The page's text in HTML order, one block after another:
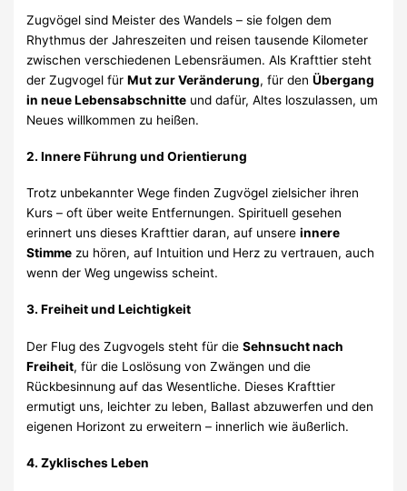
Zugvögel sind Meister des Wandels – sie folgen dem
Rhythmus der Jahreszeiten und reisen tausende Kilometer
zwischen verschiedenen Lebensräumen. Als Krafttier steht
der Zugvogel fürMut zur Veränderung, für denÜbergang
in neue Lebensabschnitte und dafür, Altes loszulassen, um
Neues willkommen zu heißen.
2. Innere Führung und Orientierung
Trotz unbekannter Wege finden Zugvögel zielsicher ihren
Kurs – oft über weite Entfernungen. Spirituell gesehen
erinnert uns dieses Krafttier daran, auf unsereinnere
Stimme zu hören, auf Intuition und Herz zu vertrauen, auch
wenn der Weg ungewiss scheint.
3. Freiheit und Leichtigkeit
Der Flug des Zugvogels steht für dieSehnsucht nach
Freiheit, für die Loslösung von Zwängen und die
Rückbesinnung auf das Wesentliche. Dieses Krafttier
ermutigt uns, leichter zu leben, Ballast abzuwerfen und den
eigenen Horizont zu erweitern – innerlich wie äußerlich.
4. Zyklisches Leben